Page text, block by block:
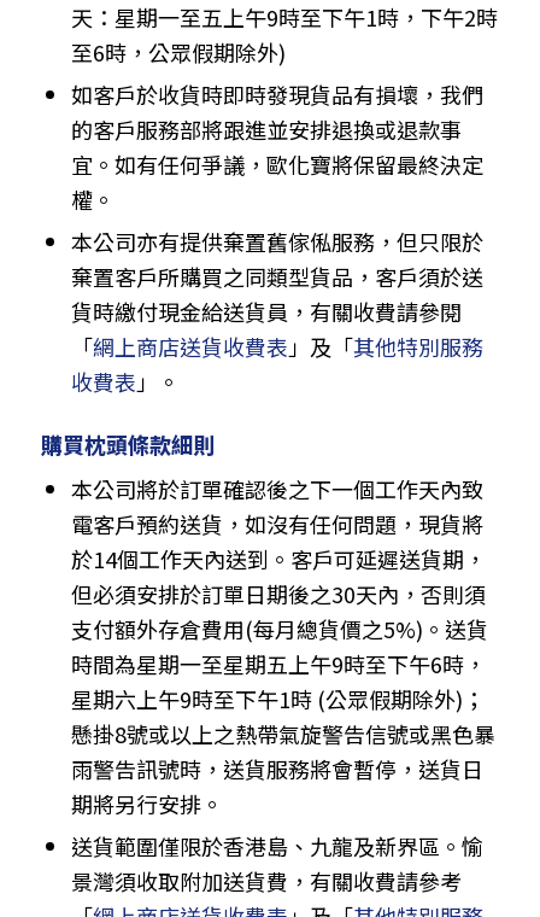
天：星期一至五上午9時至下午1時，下午2時
至6時，公眾假期除外)
如客戶於收貨時即時發現貨品有損壞，我們
的客戶服務部將跟進並安排退換或退款事
宜。如有任何爭議，歐化寶將保留最終決定
權。
本公司亦有提供棄置舊傢俬服務，但只限於
棄置客戶所購買之同類型貨品，客戶須於送
貨時繳付現金給送貨員，有關收費請參閱
「網上商店送貨收費表 」及「其他特別服務
收費表 」。
購買枕頭條款細則
本公司將於訂單確認後之下一個工作天內致
電客戶預約送貨，如沒有任何問題，現貨將
於14個工作天內送到。客戶可延遲送貨期，
但必須安排於訂單日期後之30天內，否則須
支付額外存倉費用(每月總貨價之5%)。送貨
時間為星期一至星期五上午9時至下午6時，
星期六上午9時至下午1時 (公眾假期除外)；
懸掛8號或以上之熱帶氣旋警告信號或黑色暴
雨警告訊號時，送貨服務將會暫停，送貨日
期將另行安排。
送貨範圍僅限於香港島、九龍及新界區。愉
景灣須收取附加送貨費，有關收費請參考